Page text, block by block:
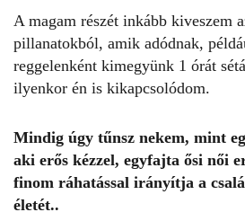
A magam részét inkább kiveszem
pillanatokból, amik adódnak,
reggelenként kimegyünk 1 órát
ilyenkor én is kikapcsolódom.
Mindig úgy tűnsz nekem, mint
aki erős kézzel, egyfajta ősi női
finom ráhatással irányítja a
életét..